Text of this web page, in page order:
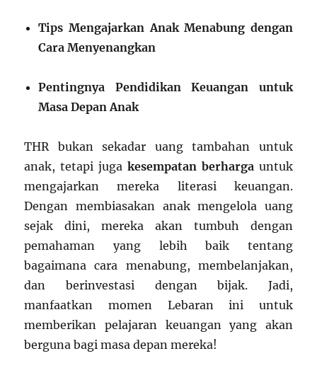
Tips Mengajarkan Anak Menabung dengan
Cara Menyenangkan
Pentingnya Pendidikan Keuangan untuk
Masa Depan Anak
THR bukan sekadar uang tambahan untuk
anak, tetapi juga kesempatan berhargauntuk
mengajarkan mereka literasi keuangan.
Dengan membiasakan anak mengelola uang
sejak dini, mereka akan tumbuh dengan
pemahaman yang lebih baik tentang
bagaimana cara menabung, membelanjakan,
dan berinvestasi dengan bijak. Jadi,
manfaatkan momen Lebaran ini untuk
memberikan pelajaran keuangan yang akan
berguna bagi masa depan mereka!